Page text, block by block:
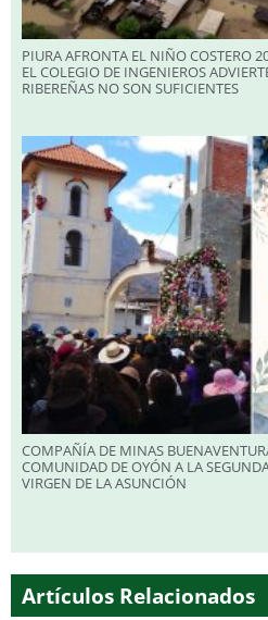
PIURA AFRONTA EL NIÑO COSTERO
EL COLEGIO DE INGENIEROS
RIBEREÑAS NO SON SUFICIENTES
COMPAÑÍA DE MINAS
COMUNIDAD DE OYÓN A LA
VIRGEN DE LA ASUNCIÓN
Artículos Relacionados